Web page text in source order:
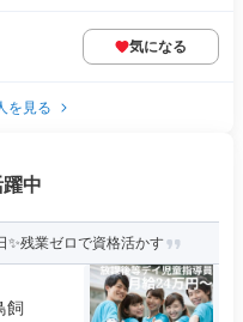
気になる
を見る
中
残業ゼロで資格活かす
飼